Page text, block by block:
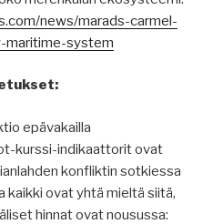
news/marads-carmel-
maritime-system
epävakailla
kurssi-indikaattorit ovat
konfliktin sotkiessa
kaikki ovat yhtä mieltä siitä,
hinnat ovat nousussa: